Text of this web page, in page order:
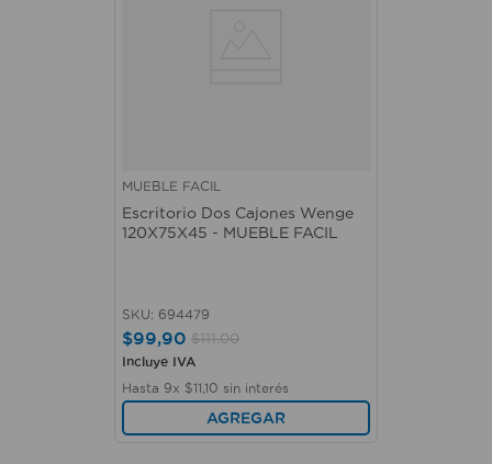
MUEBLE FACIL
Escritorio Dos Cajones Wenge
120X75X45 - MUEBLE FACIL
SKU: 694479
$99,90 $111,00
Incluye IVA
Hasta 9x $11 10 sin interés
AGREGAR